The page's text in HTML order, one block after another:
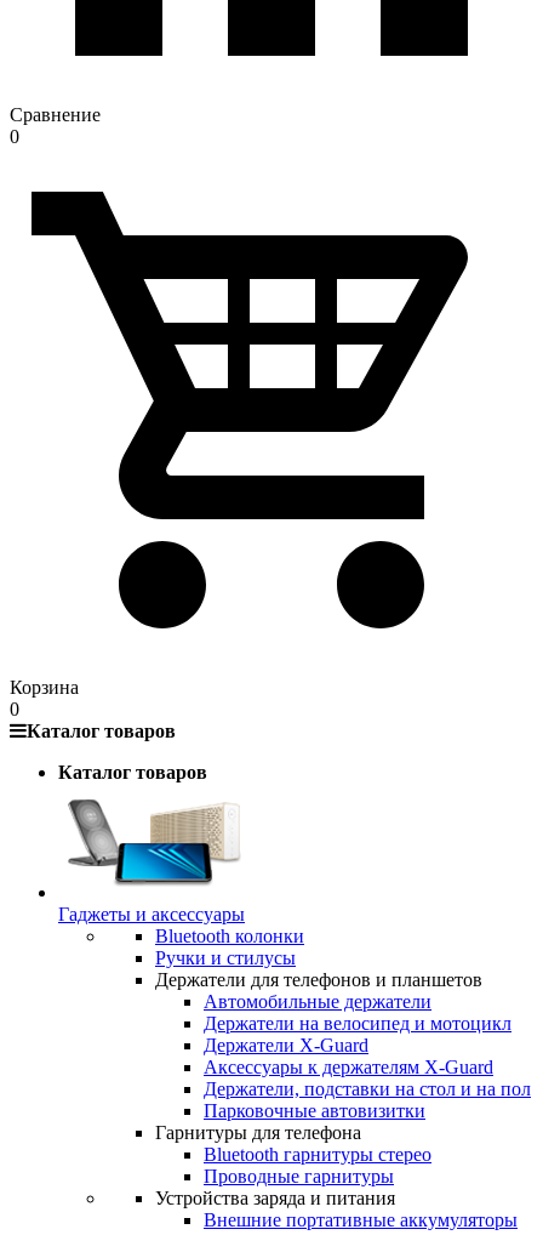
Сравнение
0
Корзина
0
Каталог товаров
Каталог товаров
Гаджеты и аксессуары
Bluetooth колонки
Ручки и стилусы
Держатели для телефонов и планшетов
Автомобильные держатели
Держатели на велосипед и мотоцикл
Держатели X-Guard
Аксессуары к держателям X-Guard
Держатели, подставки на стол и на пол
Парковочные автовизитки
Гарнитуры для телефона
Bluetooth гарнитуры стерео
Проводные гарнитуры
Устройства заряда и питания
Внешние портативные аккумуляторы